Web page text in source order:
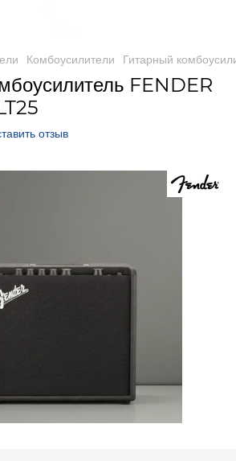
Комбоусилители Гитарный
FENDER
отзыв